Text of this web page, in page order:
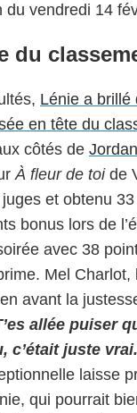
du vendredi 14
du
Lénie a brillé
en tête du
côtés de
À fleur de toide
et obtenu
bonus lors de
avec 38
Mel Charlot,
avant la
allée puiser
c’était juste
laisse
qui pourrait